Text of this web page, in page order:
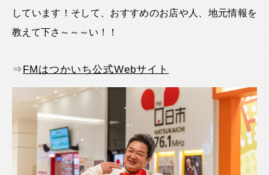
しています！そして、おすすめのお店や人、地元情報を
教えて下さ～～～い！！
⇒FMはつかいち公式Webサイト